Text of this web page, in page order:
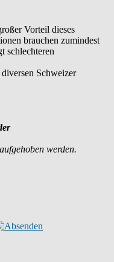
Vorteil dieses
brauchen zumindest
schlechteren
Schweizer
werden.